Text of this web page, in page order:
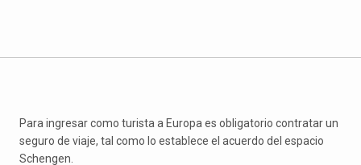
Para ingresar como turista a Europa es obligatorio contratar un
seguro de viaje, tal como lo establece el acuerdo del espacio
Schengen.